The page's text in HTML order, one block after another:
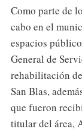
Como parte de
cabo en el
espacios
General de
rehabilitación
San Blas,
que fueron
titular del área,